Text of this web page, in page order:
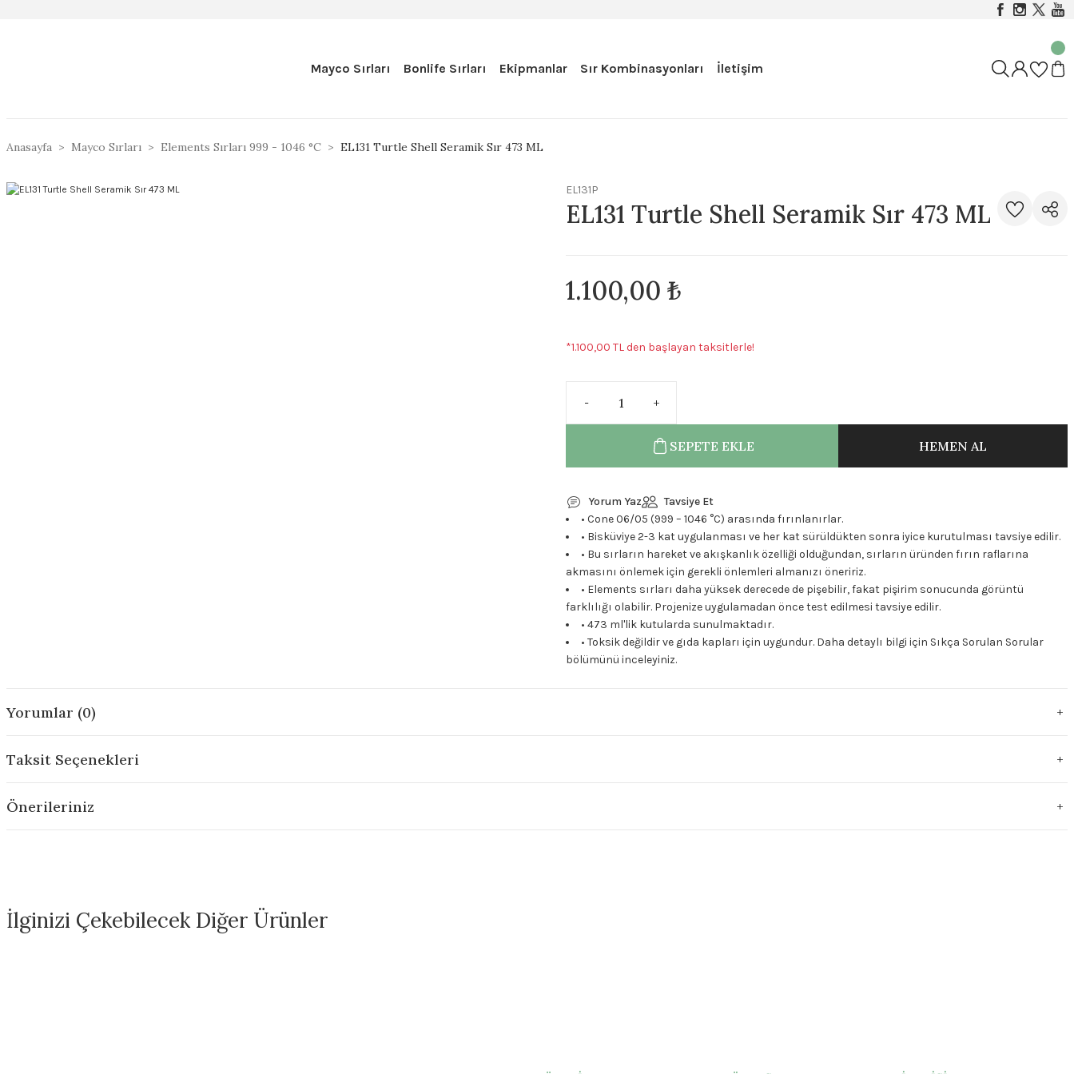
Mayco Sırları Bonlife Sırları Ekipmanlar Sır Kombinasyonları İletişim
Anasayfa Mayco Sırları Elements Sırları 999 - 1046 °C EL131 Turtle Shell Seramik Sır 473 ML
EL131P
EL131 Turtle Shell Seramik Sır 473 ML
1.100,00 ₺
*1.100,00 TL den başlayan taksitlerle!
SEPETE EKLE HEMEN AL
Yorum Yaz
Tavsiye Et
• Cone 06/05 (999 – 1046 °C) arasında fırınlanırlar.
• Bisküviye 2-3 kat uygulanması ve her kat sürüldükten sonra iyice kurutulması tavsiye edilir.
• Bu sırların hareket ve akışkanlık özelliği olduğundan, sırların üründen fırın raflarına
akmasını önlemek için gerekli önlemleri almanızı öneririz.
• Elements sırları daha yüksek derecede de pişebilir, fakat pişirim sonucunda görüntü
farklılığı olabilir. Projenize uygulamadan önce test edilmesi tavsiye edilir.
• 473 ml'lik kutularda sunulmaktadır.
• Toksik değildir ve gıda kapları için uygundur. Daha detaylı bilgi için Sıkça Sorulan Sorular
bölümünü inceleyiniz.
Yorumlar (0)
Taksit Seçenekleri
Önerileriniz
İlginizi Çekebilecek Diğer Ürünler